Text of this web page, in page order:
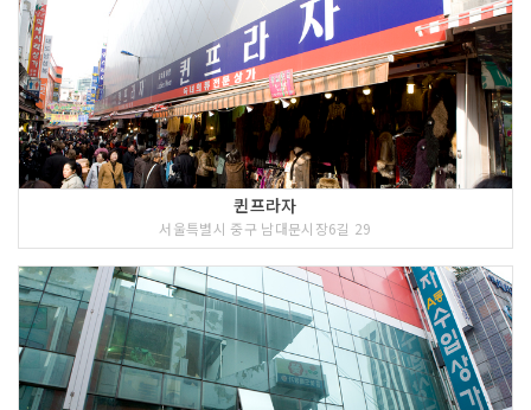
퀸프라자
서울특별시 중구 남대문시장6길 29